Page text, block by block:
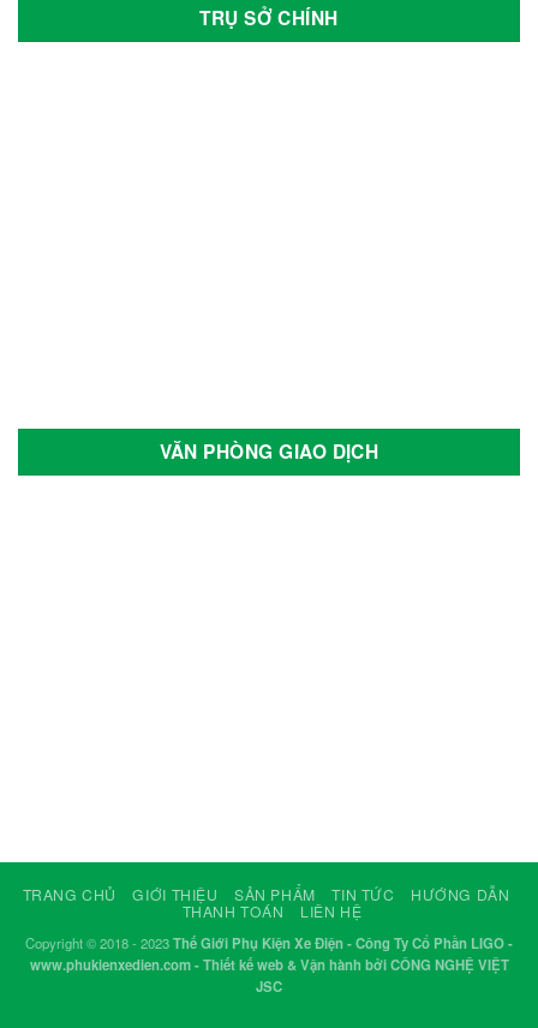
TRỤ SỞ CHÍNH
VĂN PHÒNG GIAO DỊCH
TRANG CHỦ GIỚI THIỆU SẢN PHẨM TIN TỨC
HƯỚNG DẪN
THANH TOÁN
LIÊN HỆ
Copyright © 2018 - 2023Thế Giới Phụ Kiện Xe Điện - Công Ty Cổ Phần LIGO -
www.phukienxedien.com - Thiết kế web & Vận hành bởi CÔNG NGHỆ VIỆT
JSC